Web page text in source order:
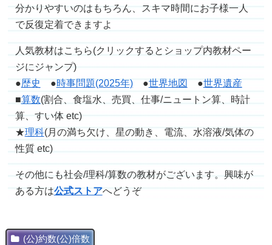
分かりやすいのはもちろん、スキマ時間にお子様一人
で反復定着できますよ
人気教材はこちら(クリックするとショップ内教材ペー
ジにジャンプ)
●歴史 ●時事問題(2025年)●世界地図 ●世界遺産
■算数(割合、食塩水、売買、仕事/ニュートン算、時計
算、すい体 etc)
★理科(月の満ち欠け、星の動き、電流、水溶液/気体の
性質 etc)
その他にも社会/理科/算数の教材がございます。興味が
ある方は公式ストアへどうぞ
(公)約数(公)倍数